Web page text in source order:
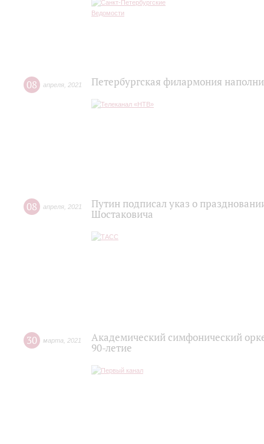
08 апреля 2021 Петербургская филармония
08 апреля 2021
Путин подписал указ о
Шостаковича
30 марта 2021
Академический симфонический
90-летие